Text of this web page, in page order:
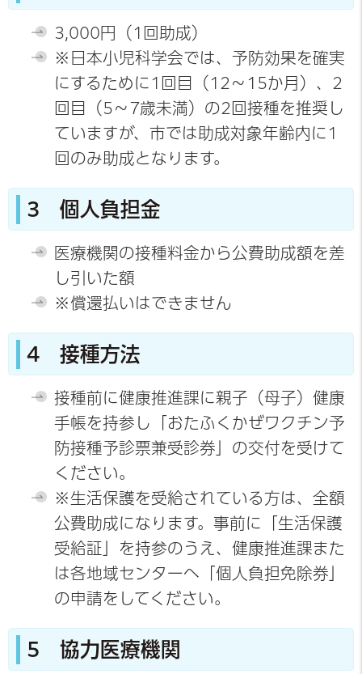
3,000円（1回助成）
※日本小児科学会では、予防効果を確実
にするために1回目（12～15か月）、2
回目（5～7歳未満）の2回接種を推奨し
ていますが、市では助成対象年齢内に1
回のみ助成となります。
3 個人負担金
医療機関の接種料金から公費助成額を差
し引いた額
※償還払いはできません
4 接種方法
接種前に健康推進課に親子（母子）健康
手帳を持参し「おたふくかぜワクチン予
防接種予診票兼受診券」の交付を受けて
ください。
※生活保護を受給されている方は、全額
公費助成になります。事前に「生活保護
受給証」を持参のうえ、健康推進課また
は各地域センターへ「個人負担免除券」
の申請をしてください。
5 協力医療機関